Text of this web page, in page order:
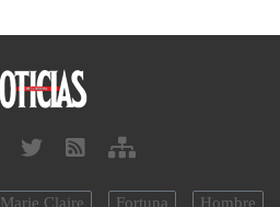
Marie Claire Fortuna
Hombre